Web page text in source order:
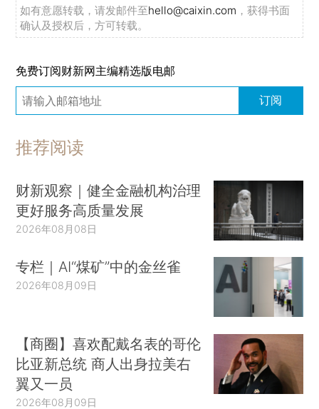
如有意愿转载，请发邮件至hello@caixin.com ，获得书面
确认及授权后，方可转载。
免费订阅财新网主编精选版电邮
订阅
推荐阅读
财新观察｜健全金融机构治理
更好服务高质量发展
2026年08月08日
专栏｜AI“煤矿”中的金丝雀
2026年08月09日
【商圈】喜欢配戴名表的哥伦
比亚新总统 商人出身拉美右
翼又一员
2026年08月09日